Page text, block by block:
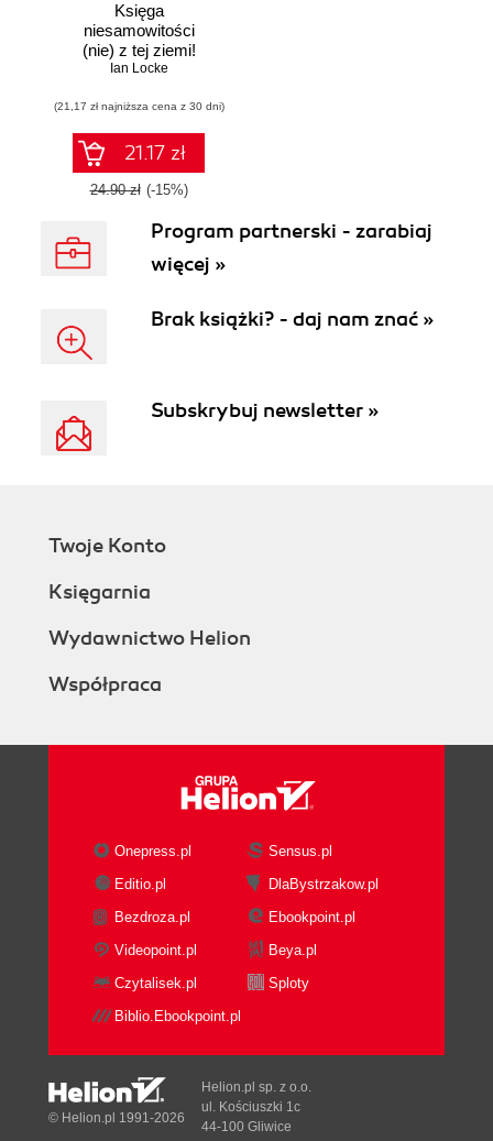
Księga
niesamowitości
(nie) z tej ziemi!
Księga faktów
niezwykłych
Ian Locke
(21,17 zł najniższa cena z 30 dni)
21.17 zł
24.90 zł (-15%)
Program partnerski - zarabiaj
więcej »
Brak książki? - daj nam znać »
Subskrybuj newsletter »
Twoje Konto
Księgarnia
Wydawnictwo Helion
Współpraca
Onepress.pl
Sensus.pl
Editio.pl
DlaBystrzakow.pl
Bezdroza.pl
Ebookpoint.pl
Videopoint.pl
Beya.pl
Czytalisek.pl
Sploty
Biblio.Ebookpoint.pl
© Helion.pl 1991-2026
Helion.pl sp. z o.o.
ul. Kościuszki 1c
44-100 Gliwice